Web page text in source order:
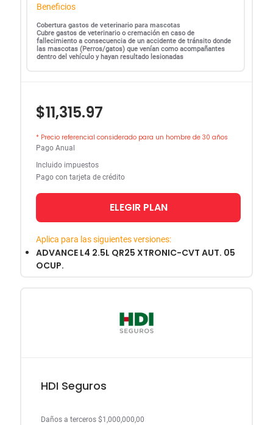
Beneficios
Cobertura gastos de veterinario para mascotas
Cubre gastos de veterinario o cremación en caso de
fallecimiento a consecuencia de un accidente de tránsito donde
las mascotas (Perros/gatos) que venían como acompañantes
dentro del vehículo y hayan resultado lesionadas
$11,315.97
* Precio referencial considerado para un hombre de 30 años
Pago Anual
Incluido impuestos
Pago con tarjeta de crédito
ELEGIR PLAN
Aplica para las siguientes versiones:
ADVANCE L4 2.5L QR25 XTRONIC-CVT AUT. 05
OCUP.
HDI Seguros
Daños a terceros $1,000,000,00